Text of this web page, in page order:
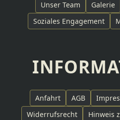
Unser Team Galerie
Soziales Engagement
Anfahrt AGB
Widerrufsrecht
Hinweis